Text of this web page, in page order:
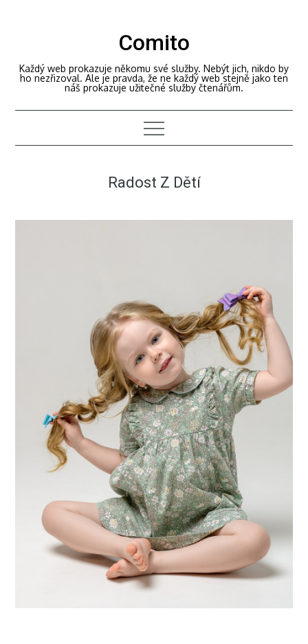
Comito
Každý web prokazuje někomu své služby. Nebýt jich, nikdo by
ho nezřizoval. Ale je pravda, že ne každý web stejně jako ten
náš prokazuje užitečné služby čtenářům.
Radost Z Dětí